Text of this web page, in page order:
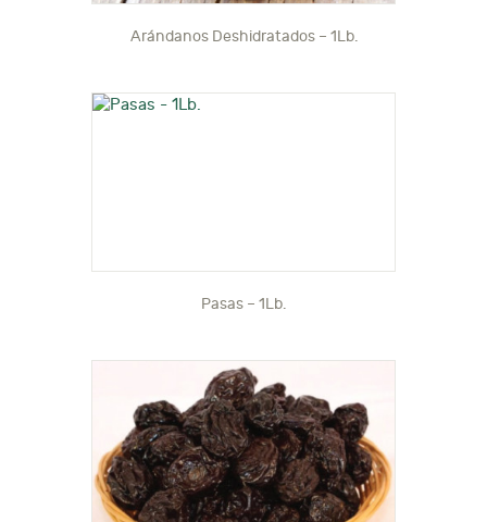
Arándanos Deshidratados – 1Lb.
Pasas – 1Lb.